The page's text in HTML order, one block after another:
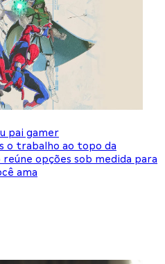
pai gamer
o trabalho ao topo da
opções sob medida para
ama